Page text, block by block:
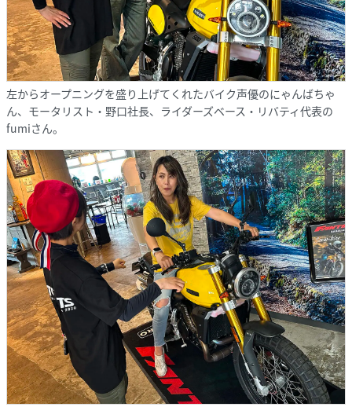
左からオープニングを盛り上げてくれたバイク声優のにゃんばちゃ
ん、モータリスト・野口社長、ライダーズベース・リバティ代表の
fumiさん。